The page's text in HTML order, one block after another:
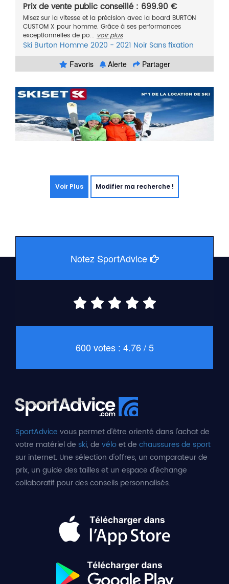
Prix de vente public conseillé : 699.90 €
Misez sur la vitesse et la précision avec la board BURTON
CUSTOM X pour homme. Grâce à ses performances
exceptionnelles de po... voir plus
Ski Burton Homme 2020 - 2021 Noir Sans fixation
Favoris Alerte Partager
Voir Plus Modifier ma recherche !
Notez SportAdvice
600 votes : 4.76 / 5
SportAdvice vous permet d'être orienté dans l'achat de
votre matériel de ski, de véloet de chaussures de sport
sur internet. Une sélection d'offres, un comparateur de
prix, un guide des tailles et un espace d'échange
collaboratif pour des conseils personnalisés.